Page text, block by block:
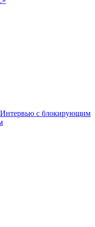
с блокирующим